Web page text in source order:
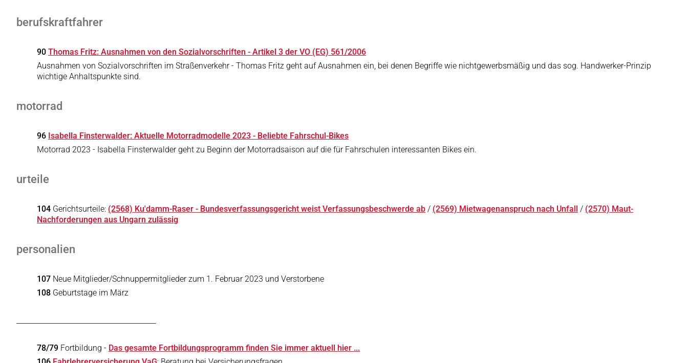
berufskraftfahrer
90 Thomas Fritz: Ausnahmen von den Sozialvorschriften - Artikel 3 der VO (EG) 561/2006
Ausnahmen von Sozialvorschriften im Straßenverkehr - Thomas Fritz geht auf Ausnahmen ein, bei denen Begriffe wie nichtgewerbsmäßig und das sog. Handwerker-Prinzip
wichtige Anhaltspunkte sind.
motorrad
96 Isabella Finsterwalder: Aktuelle Motorradmodelle 2023 - Beliebte Fahrschul-Bikes
Motorrad 2023 - Isabella Finsterwalder geht zu Beginn der Motorradsaison auf die für Fahrschulen interessanten Bikes ein.
urteile
104 Gerichtsurteile: (2568) Ku'damm-Raser - Bundesverfassungsgericht weist Verfassungsbeschwerde ab / (2569) Mietwagenanspruch nach Unfall / (2570) Maut-
Nachforderungen aus Ungarn zulässig
personalien
107 Neue Mitglieder/Schnuppermitglieder zum 1. Februar 2023 und Verstorbene
108 Geburtstage im März
78/79 Fortbildung - Das gesamte Fortbildungsprogramm finden Sie immer aktuell hier ...